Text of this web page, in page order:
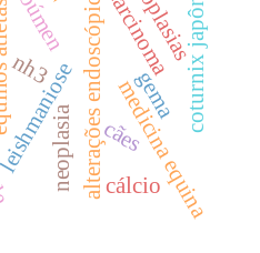
alterações endoscópicasmedicina equina
gema
carcinoma
cães
neoplasia cálcio
coturnix japônica
nh3